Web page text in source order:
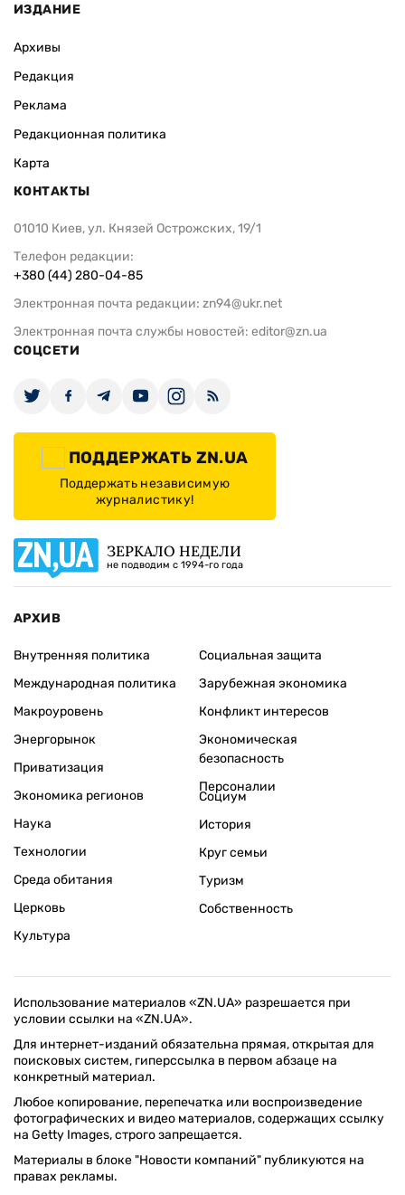
ИЗДАНИЕ
Архивы
Редакция
Реклама
Редакционная политика
Карта
КОНТАКТЫ
01010 Киев, ул. Князей Острожских, 19/1
Телефон редакции:
+380 (44) 280-04-85
Электронная почта редакции: zn94@ukr.net
Электронная почта службы новостей: editor@zn.ua
СОЦСЕТИ
ПОДДЕРЖАТЬ ZN.UA
Поддержать независимую
журналистику!
ЗЕРКАЛО НЕДЕЛИ
не подводим с 1994-го года
АРХИВ
Внутренняя политика
Международная политика
Макроуровень
Энергорынок
Приватизация
Экономика регионов
Социальная защита
Зарубежная экономика
Конфликт интересов
Экономическая
безопасность
Персоналии
Наука
Технологии
Среда обитания
Церковь
Культура
Социум
История
Круг семьи
Туризм
Собственность
Использование материалов «ZN.UA» разрешается при
условии ссылки на «ZN.UA».
Для интернет-изданий обязательна прямая, открытая для
поисковых систем, гиперссылка в первом абзаце на
конкретный материал.
Любое копирование, перепечатка или воспроизведение
фотографических и видео материалов, содержащих ссылку
на Getty Images, строго запрещается.
Материалы в блоке "Новости компаний" публикуются на
правах рекламы.